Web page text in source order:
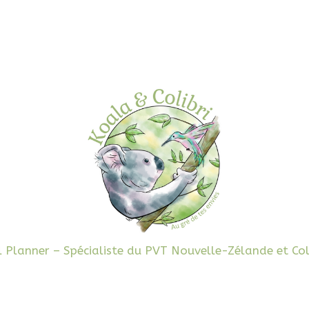
Planner – Spécialiste du PVT Nouvelle-Zélande et